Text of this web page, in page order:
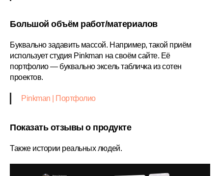
Большой объём работ/материалов
Буквально задавить массой. Например, такой приём
использует студия Pinkman на своём сайте. Её
портфолио — буквально эксель табличка из сотен
проектов.
Pinkman | Портфолио
Показать отзывы о продукте
Также истории реальных людей.